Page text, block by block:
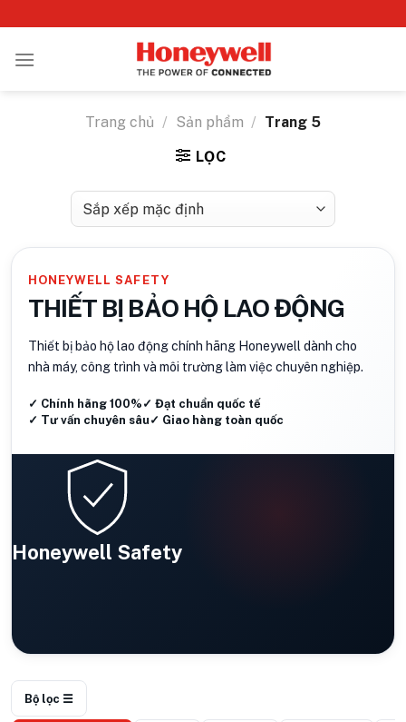
qua
nội
Trang chủ / Sản phẩm / Trang 5
LỌC
HONEYWELL SAFETY
THIẾT BỊ BẢO HỘ LAO ĐỘNG
Thiết bị bảo hộ lao động chính hãng Honeywell dành cho
nhà máy, công trình và môi trường làm việc chuyên nghiệp.
✓ Chính hãng 100% ✓ Đạt chuẩn quốc tế
✓ Tư vấn chuyên sâu ✓ Giao hàng toàn quốc
Honeywell Safety
Bộ lọc ☰